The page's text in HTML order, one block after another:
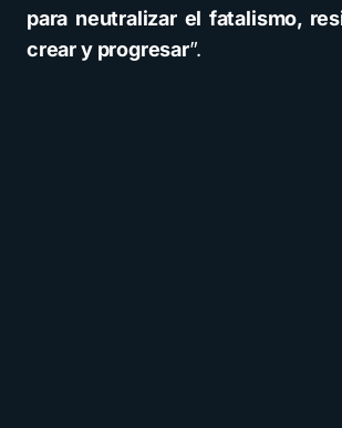
para neutralizar el fatalismo,
crear y progresar”.